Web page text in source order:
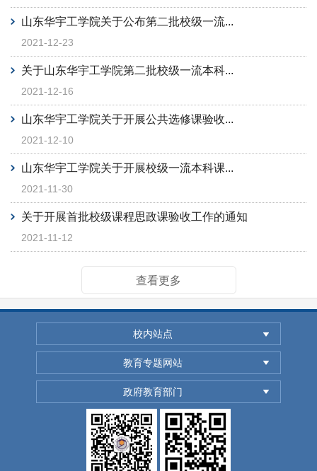
山东华宇工学院关于公布第二批校级一流...
2021-12-23
关于山东华宇工学院第二批校级一流本科...
2021-12-16
山东华宇工学院关于开展公共选修课验收...
2021-12-10
山东华宇工学院关于开展校级一流本科课...
2021-11-30
关于开展首批校级课程思政课验收工作的通知
2021-11-12
查看更多
校内站点
教育专题网站
政府教育部门